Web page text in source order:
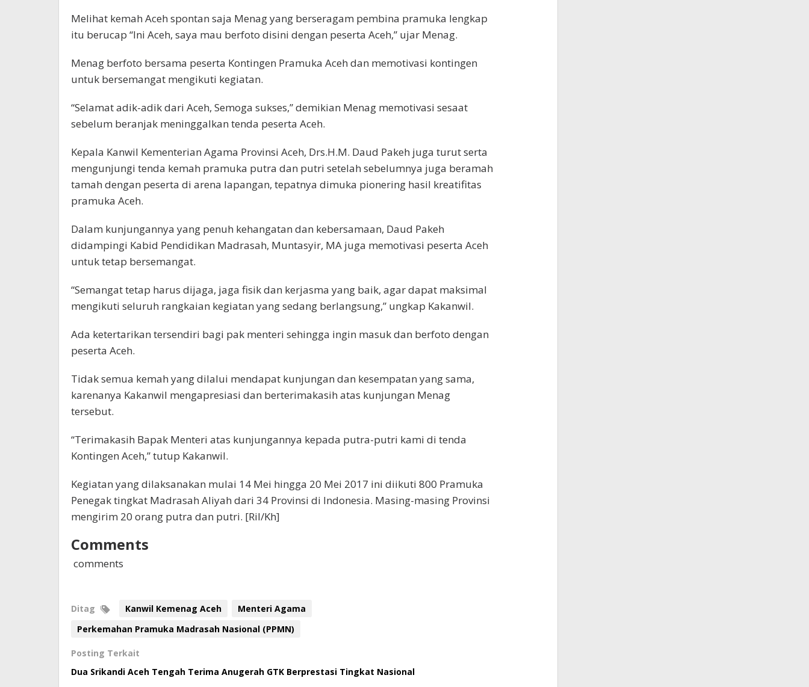
Melihat kemah Aceh spontan saja Menag yang berseragam pembina pramuka lengkap
itu berucap “Ini Aceh, saya mau berfoto disini dengan peserta Aceh,” ujar Menag.
Menag berfoto bersama peserta Kontingen Pramuka Aceh dan memotivasi kontingen
untuk bersemangat mengikuti kegiatan.
“Selamat adik-adik dari Aceh, Semoga sukses,” demikian Menag memotivasi sesaat
sebelum beranjak meninggalkan tenda peserta Aceh.
Kepala Kanwil Kementerian Agama Provinsi Aceh, Drs.H.M. Daud Pakeh juga turut serta
mengunjungi tenda kemah pramuka putra dan putri setelah sebelumnya juga beramah
tamah dengan peserta di arena lapangan, tepatnya dimuka pionering hasil kreatifitas
pramuka Aceh.
Dalam kunjungannya yang penuh kehangatan dan kebersamaan, Daud Pakeh
didampingi Kabid Pendidikan Madrasah, Muntasyir, MA juga memotivasi peserta Aceh
untuk tetap bersemangat.
“Semangat tetap harus dijaga, jaga fisik dan kerjasma yang baik, agar dapat maksimal
mengikuti seluruh rangkaian kegiatan yang sedang berlangsung,” ungkap Kakanwil.
Ada ketertarikan tersendiri bagi pak menteri sehingga ingin masuk dan berfoto dengan
peserta Aceh.
Tidak semua kemah yang dilalui mendapat kunjungan dan kesempatan yang sama,
karenanya Kakanwil mengapresiasi dan berterimakasih atas kunjungan Menag
tersebut.
“Terimakasih Bapak Menteri atas kunjungannya kepada putra-putri kami di tenda
Kontingen Aceh,” tutup Kakanwil.
Kegiatan yang dilaksanakan mulai 14 Mei hingga 20 Mei 2017 ini diikuti 800 Pramuka
Penegak tingkat Madrasah Aliyah dari 34 Provinsi di Indonesia. Masing-masing Provinsi
mengirim 20 orang putra dan putri. [Ril/Kh]
Comments
comments
Ditag Kanwil Kemenag Aceh
Menteri Agama
Perkemahan Pramuka Madrasah Nasional (PPMN)
Posting Terkait
Dua Srikandi Aceh Tengah Terima Anugerah GTK Berprestasi Tingkat Nasional